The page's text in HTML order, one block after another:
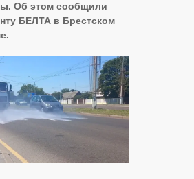
Об этом сообщили
БЕЛТА в Брестском